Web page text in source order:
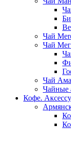
Чай
Чай
Чай
Чайные
Кофе.